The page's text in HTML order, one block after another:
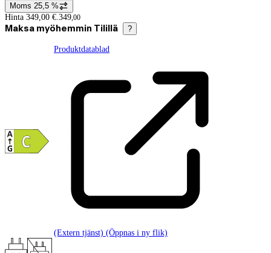
Prisinformation
Moms 25,5 %
Hinta 349,00 €. 349,00
Maksa myöhemmin Tilillä ?
Produktdatablad
(Extern tjänst) (Öppnas i ny flik)